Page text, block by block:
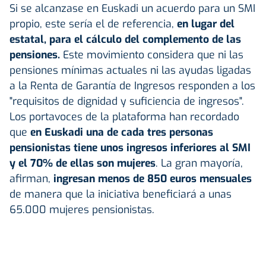
Si se alcanzase en Euskadi un acuerdo para un SMI
propio, este sería el de referencia, en lugar del
estatal, para el cálculo del complemento de las
pensiones. Este movimiento considera que ni las
pensiones mínimas actuales ni las ayudas ligadas
a la Renta de Garantía de Ingresos responden a los
"requisitos de dignidad y suficiencia de ingresos".
Los portavoces de la plataforma han recordado
que en Euskadi una de cada tres personas
pensionistas tiene unos ingresos inferiores al SMI
y el 70% de ellas son mujeres. La gran mayoría,
afirman, ingresan menos de 850 euros mensuales
de manera que la iniciativa beneficiará a unas
65.000 mujeres pensionistas.